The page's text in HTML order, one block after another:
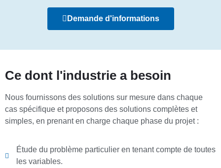
Demande d'informations
Ce dont l'industrie a besoin
Nous fournissons des solutions sur mesure dans chaque
cas spécifique et proposons des solutions complètes et
simples, en prenant en charge chaque phase du projet :
Étude du problème particulier en tenant compte de toutes
les variables.